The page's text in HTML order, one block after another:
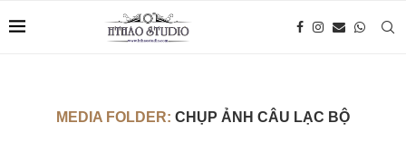
MEDIA FOLDER: CHỤP ẢNH CÂU LẠC BỘ